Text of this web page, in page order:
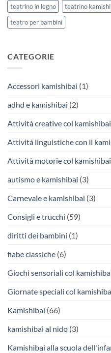
teatrino in legno teatrino
teatro per bambini
CATEGORIE
Accessori kamishibai (1)
adhd e kamishibai (2)
Attività creative col kamishibai
Attività linguistiche con il
Attività motorie col kamishibai
autismo e kamishibai (3)
Carnevale e kamishibai (3)
Consigli e trucchi (59)
diritti dei bambini (1)
fiabe classiche (6)
Giochi sensoriali col
Giornate speciali col
Kamishibai (66)
kamishibai al nido (3)
Kamishibai alla scuola